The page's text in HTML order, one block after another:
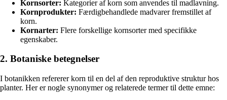
Kornsorter: Kategorier af korn som anvendes til madlavning.
Kornprodukter: Færdigbehandlede madvarer fremstillet af
korn.
Kornarter: Flere forskellige kornsorter med specifikke
egenskaber.
2. Botaniske betegnelser
I botanikken refererer korn til en del af den reproduktive struktur hos
planter. Her er nogle synonymer og relaterede termer til dette emne: